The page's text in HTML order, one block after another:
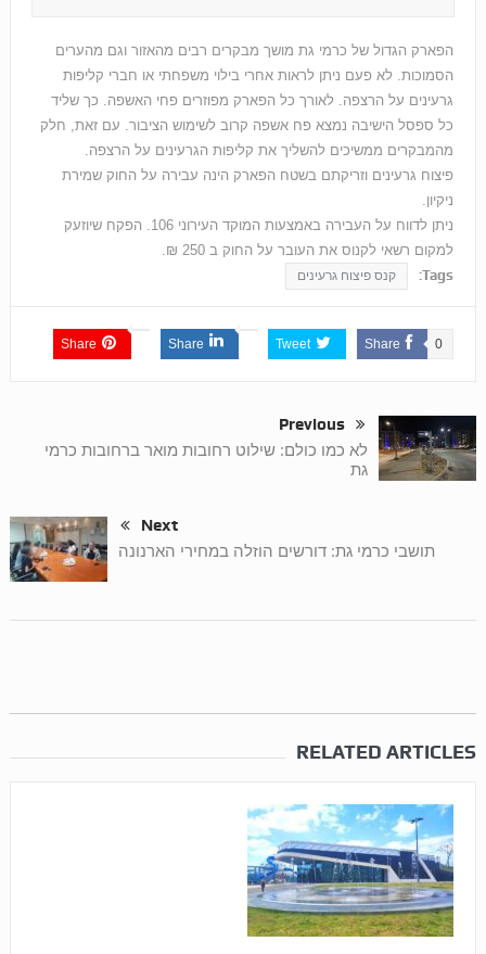
הפארק הגדול של כרמי גת מושך מבקרים רבים מהאזור וגם מהערים
הסמוכות. לא פעם ניתן לראות אחרי בילוי משפחתי או חברי קליפות
גרעינים על הרצפה. לאורך כל הפארק מפוזרים פחי האשפה. כך שליד
כל ספסל הישיבה נמצא פח אשפה קרוב לשימוש הציבור. עם זאת, חלק
מהמבקרים ממשיכים להשליך את קליפות הגרעינים על הרצפה.
פיצוח גרעינים וזריקתם בשטח הפארק הינה עבירה על החוק שמירת
ניקיון.
ניתן לדווח על העבירה באמצעות המוקד העירוני 106. הפקח שיוזעק
למקום רשאי לקנוס את העובר על החוק ב 250 ₪.
Tags:
קנס פיצוח גרעינים
Share 0
Tweet
Share
Share
Previous
לא כמו כולם: שילוט רחובות מואר ברחובות כרמי
גת
Next
תושבי כרמי גת: דורשים הוזלה במחירי הארנונה
RELATED ARTICLES